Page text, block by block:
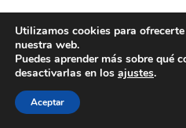
Utilizamos cookies para
nuestra web.
Puedes aprender más sobre qué
desactivarlas en los ajustes.
Aceptar